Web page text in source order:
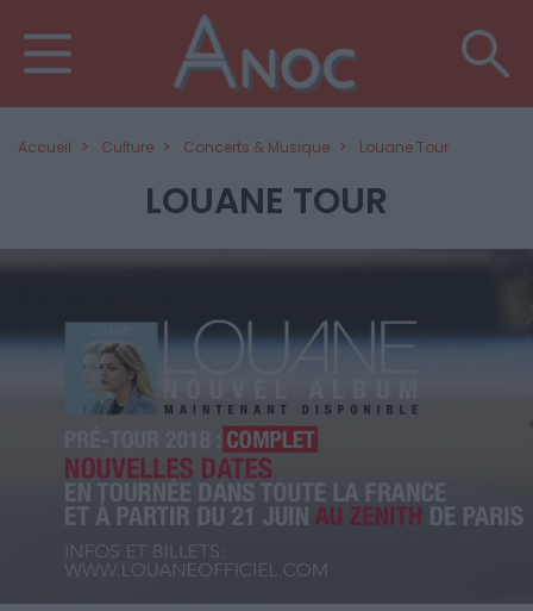
Accueil Culture Concerts & Musique Louane Tour
LOUANE TOUR